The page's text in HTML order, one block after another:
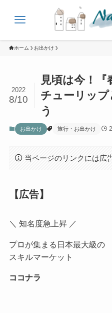
ホーム お出かけ
見頃は今！
チューリップ
う
2022
8/10
お出かけ 旅行・お出かけ
当ページのリンクには広
【広告】
＼ 知名度急上昇 ／
プロが集まる日本最大級の
スキルマーケット
ココナラ